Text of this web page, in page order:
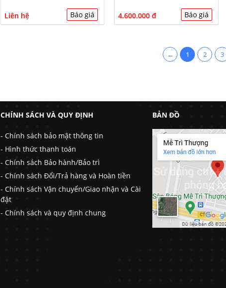
Liên hệ Báo giá 4.600.000 đ Báo giá
← 1 2 3
CHÍNH SÁCH VÀ QUY ĐỊNH
- Chính sách bảo mật thông tin
- Hình thức thanh toán
- Chính sách Bảo hành/Bảo trì
- Chính sách Đổi/Trả hàng và Hoàn tiền
- Chính sách Vận chuyển/Giao nhận và Cài
đặt
- Chính sách và quy định chung
BẢN ĐỒ